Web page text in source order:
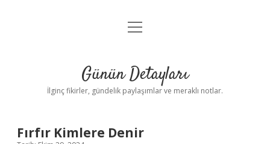
Gizlilik Politikası
Yasal Uyarı
menüyü
Günün Detayları
İlginç fikirler, gündelik paylaşımlar ve meraklı notlar.
Fırfır Kimlere Denir